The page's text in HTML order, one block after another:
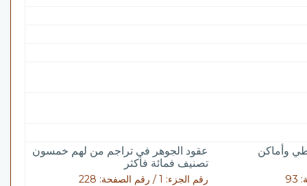
وأماكن
عقود الجوهر في تراجم من لهم خمسون
تصنيف فمائة فأكثر
رقم الجزء: 1 / رقم الصفحة: 228